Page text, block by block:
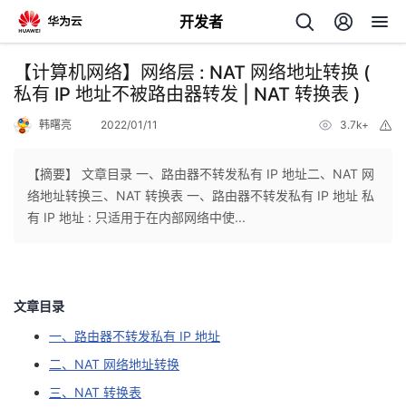
开发者
返
回
个
主
的
发
【计算机网络】网络层 : NAT 网络地址转换 (
私有 IP 地址不被路由器转发 | NAT 转换表 )
韩曙亮 2022/01/11 3.7k+
【摘要】 文章目录 一、路由器不转发私有 IP 地址二、NAT 网
络地址转换三、NAT 转换表 一、路由器不转发私有 IP 地址 私
有 IP 地址 : 只适用于在内部网络中使...
文章目录
一、路由器不转发私有 IP 地址
二、NAT 网络地址转换
三、NAT 转换表